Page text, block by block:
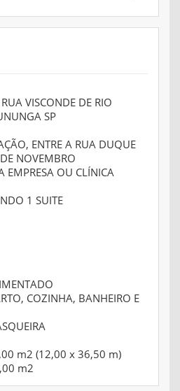
VISCONDE DE RIO
SP
ENTRE A RUA DUQUE
NOVEMBRO
EMPRESA OU CLÍNICA
1 SUITE
COZINHA, BANHEIRO E
m2 (12,00 x 36,50 m)
m2